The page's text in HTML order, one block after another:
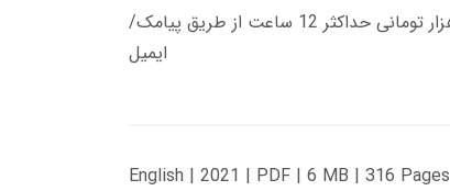
زمان تحویل کتاب های 600 هزار تومانی دانلود فوری از حساب کاربری می باشد، و زمان تحویل لینک دانلود کتاب های 500 هزار تومانی حداکثر 12 ساعت از طریق پیامک/
ایمیل
English | 2021 | PDF | 6 MB | 316 Pages